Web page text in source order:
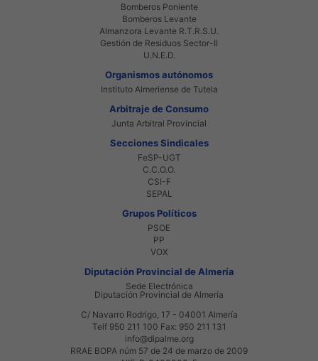
Bomberos Poniente
Bomberos Levante
Almanzora Levante R.T.R.S.U.
Gestión de Residuos Sector-II
U.N.E.D.
Organismos autónomos
Instituto Almeriense de Tutela
Arbitraje de Consumo
Junta Arbitral Provincial
Secciones Sindicales
FeSP-UGT
C.C.O.O.
CSI-F
SEPAL
Grupos Políticos
PSOE
PP
VOX
Diputación Provincial de Almería
Sede Electrónica
Diputación Provincial de Almería
C/ Navarro Rodrigo, 17 - 04001 Almería
Telf 950 211 100 Fax: 950 211 131
info@dipalme.org
RRAE BOPA núm 57 de 24 de marzo de 2009